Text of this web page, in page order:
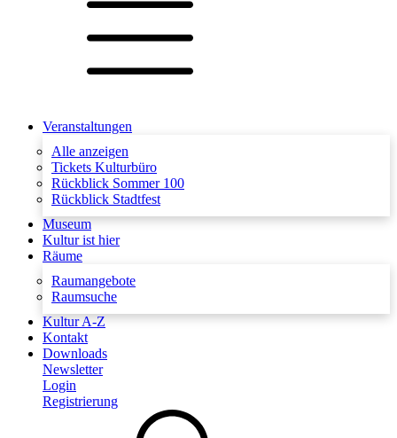
Veranstaltungen
Alle anzeigen
Tickets Kulturbüro
Rückblick Sommer 100
Rückblick Stadtfest
Museum
Kultur ist hier
Räume
Raumangebote
Raumsuche
Kultur A-Z
Kontakt
Downloads
Newsletter
Login
Registrierung